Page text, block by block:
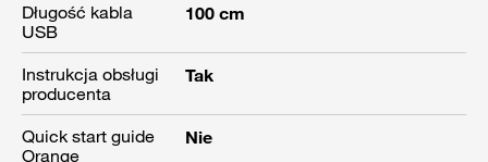
Długość kabla
USB
100 cm
Instrukcja obsługi
producenta
Tak
Quick start guide
Orange
Nie